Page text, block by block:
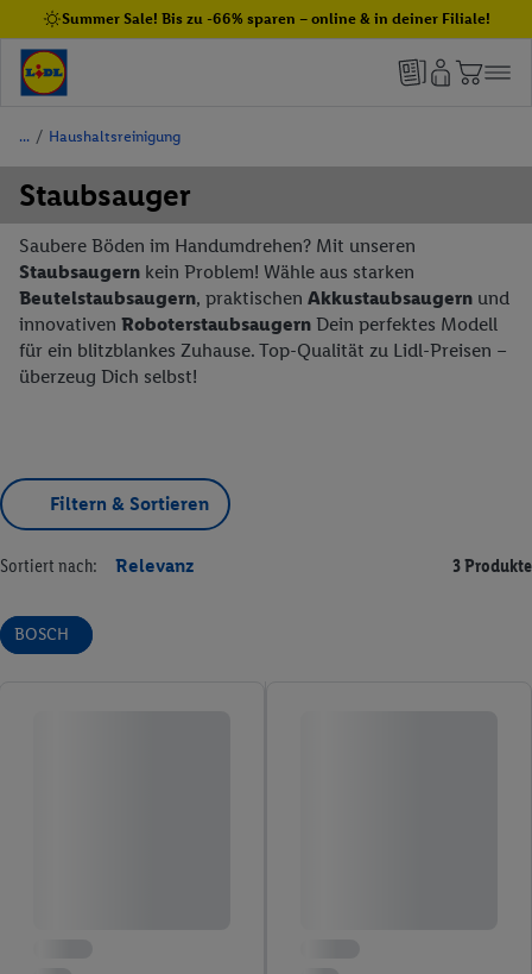
Summer Sale! Bis zu -66% sparen – online & in deiner Filiale!
/ Haushaltsreinigung
Staubsauger
Saubere Böden im Handumdrehen? Mit unseren
Staubsaugern kein Problem! Wähle aus starken
Beutelstaubsaugern, praktischen Akkustaubsaugern und
innovativen Roboterstaubsaugern Dein perfektes Modell
für ein blitzblankes Zuhause. Top-Qualität zu Lidl-Preisen –
überzeug Dich selbst!
Filtern & Sortieren
Sortiert nach: Relevanz 3 Produkte
BOSCH